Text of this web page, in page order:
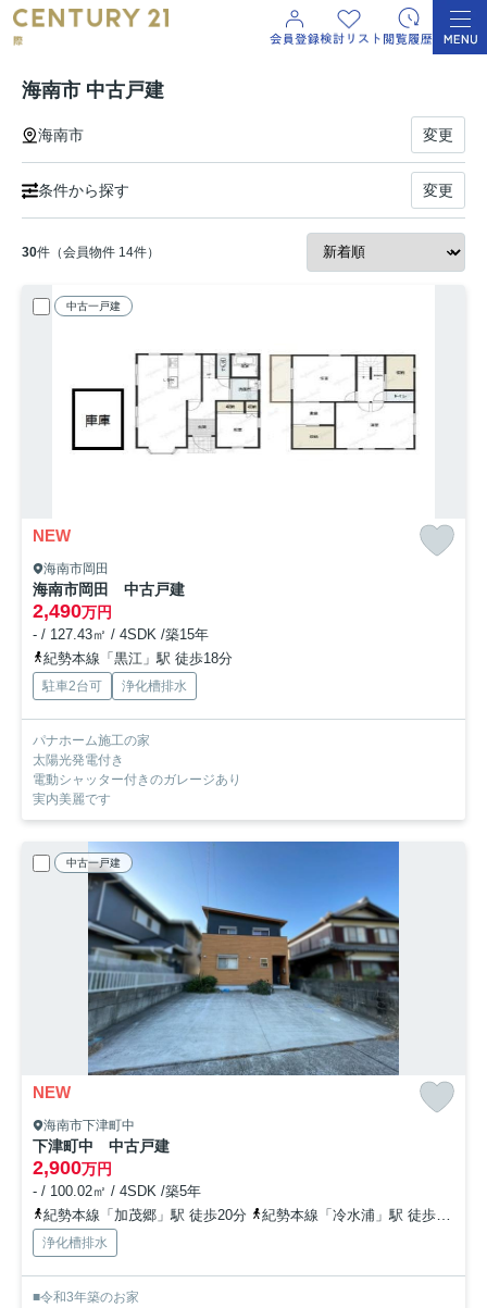
海南市 中古戸建
海南市 変更
条件から探す 変更
30件（会員物件 14件）
中古一戸建
NEW
海南市岡田
海南市岡田 中古戸建
2,490万円
- / 127.43㎡ / 4SDK /築15年
紀勢本線「黒江」駅 徒歩18分
駐車2台可 浄化槽排水
パナホーム施工の家
太陽光発電付き
電動シャッター付きのガレージあり
実内美麗です
中古一戸建
NEW
海南市下津町中
下津町中 中古戸建
2,900万円
- / 100.02㎡ / 4SDK /築5年
紀勢本線「加茂郷」駅 徒歩20分
紀勢本線「冷水浦」駅 徒歩46分
浄化槽排水
■令和3年築のお家